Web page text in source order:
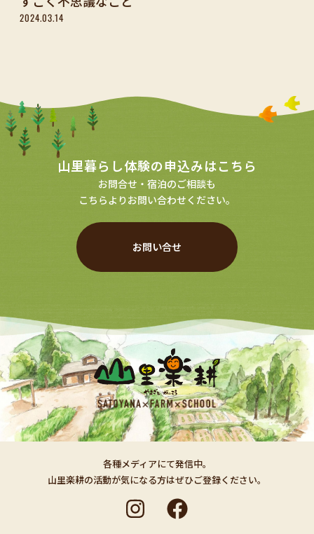
2024.03.14
山里暮らし体験の申込みはこちら
お問合せ・宿泊のご相談も
こちらよりお問い合わせください。
お問い合せ
各種メディアにて発信中。
山里楽耕の活動が気になる方はぜひご登録ください。